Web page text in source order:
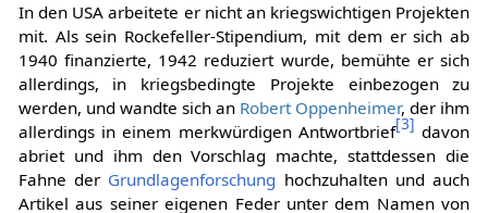
In den USA arbeitete er nicht an kriegswichtigen Projekten
mit. Als sein Rockefeller-Stipendium, mit dem er sich ab
1940 finanzierte, 1942 reduziert wurde, bemühte er sich
allerdings, in kriegsbedingte Projekte einbezogen zu
werden, und wandte sich an Robert Oppenheimer, der ihm
allerdings in einem merkwürdigen Antwortbrief[3] davon
abriet und ihm den Vorschlag machte, stattdessen die
Fahne der Grundlagenforschung hochzuhalten und auch
Artikel aus seiner eigenen Feder unter dem Namen von